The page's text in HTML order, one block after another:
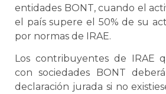
entidades BONT, cuando el
el país supere el 50% de su
por normas de IRAE.
Los contribuyentes de IRAE
con sociedades BONT
declaración jurada si no